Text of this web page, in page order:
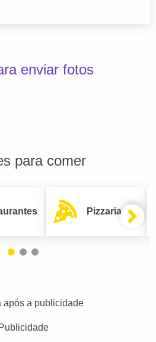
enviar fotos
para comer
Pizzarias
após a publicidade
Publicidade